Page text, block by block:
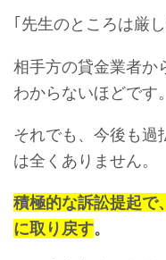
｢先生のところは厳し
相手方の貸金業者か
わからないほどです。
それでも、今後も過
は全くありません。
積極的な訴訟提起で
に取り戻す。